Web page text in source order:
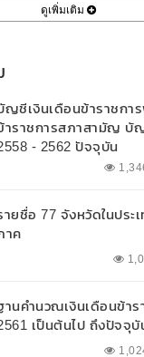
ดูเพิ่มเติม
ญชีเงินเดือนข้าราชกา
าราชการสภาสามัญ บั
- 2562 ปัจจุบัน
ายชื่อ 77 จังหวัดในประ
าค
านคำนวณเงินเดือนข้า
เป็นต้นไป ถึงปัจจุบั